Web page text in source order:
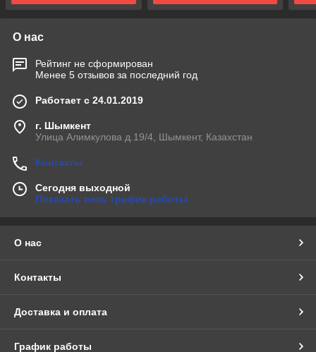
О нас
Рейтинг не сформирован
Менее 5 отзывов за последний год
Работает с 24.01.2019
г. Шымкент
Улица Алимкулова д.19/4, Шымкент, Казахстан
Контакты
Сегодня выходной
Показать весь график работы
О нас
Контакты
Доставка и оплата
График работы